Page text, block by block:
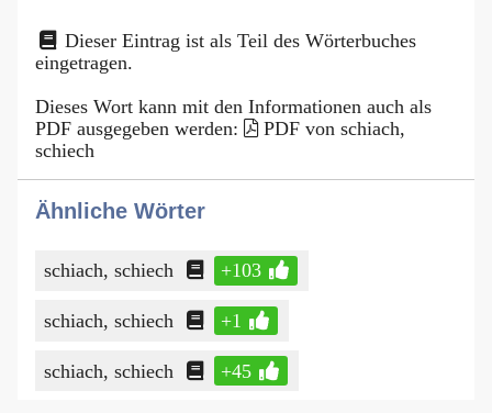
Dieser Eintrag ist als Teil des Wörterbuches
eingetragen.
Dieses Wort kann mit den Informationen auch als
PDF ausgegeben werden:
PDF von schiach,
schiech
Ähnliche Wörter
schiach, schiech +103
schiach, schiech +1
schiach, schiech +45